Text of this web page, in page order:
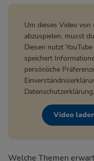
Um dieses Video von
abzuspielen, musst
Diesen nutzt
speichert
persönliche
Datenschutzerklärung.
Video
Welche Themen